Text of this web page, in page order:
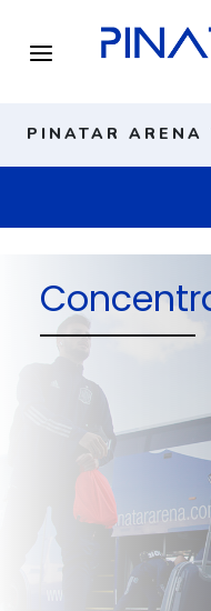
PINATAR ARENA